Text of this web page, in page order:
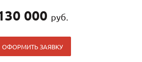
000 руб.
ОФОРМИТЬ ЗАЯВКУ